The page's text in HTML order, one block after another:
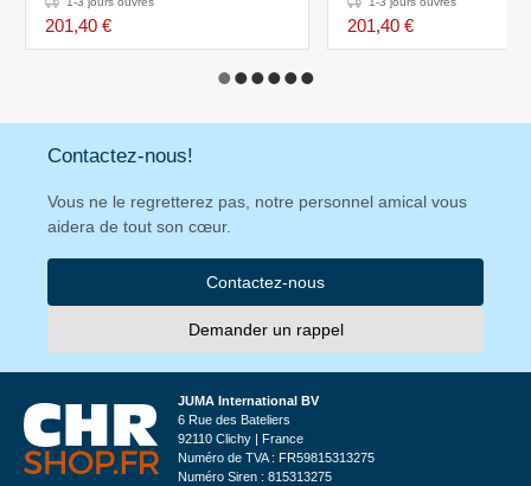
201,40 € 201,40 €
Contactez-nous!
Vous ne le regretterez pas, notre personnel amical vous
aidera de tout son cœur.
Contactez-nous
Demander un rappel
JUMA International BV
6 Rue des Bateliers
92110 Clichy | France
Numéro de TVA : FR59815313275
Numéro Siren : 815313275